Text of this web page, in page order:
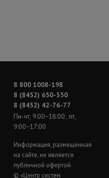
8 800 1008-198
8 (8452) 650-350
8 (8452) 42-76-77
Пн-чт, 9:00−18:00; пт,
9:00−17:00
Информация, размещенная
на сайте, не является
публичной офертой
© «Центр систем